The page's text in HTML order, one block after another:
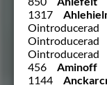
1317
Ointroducerad
Ointroducerad
Ointroducerad
456
Aminoff
1144